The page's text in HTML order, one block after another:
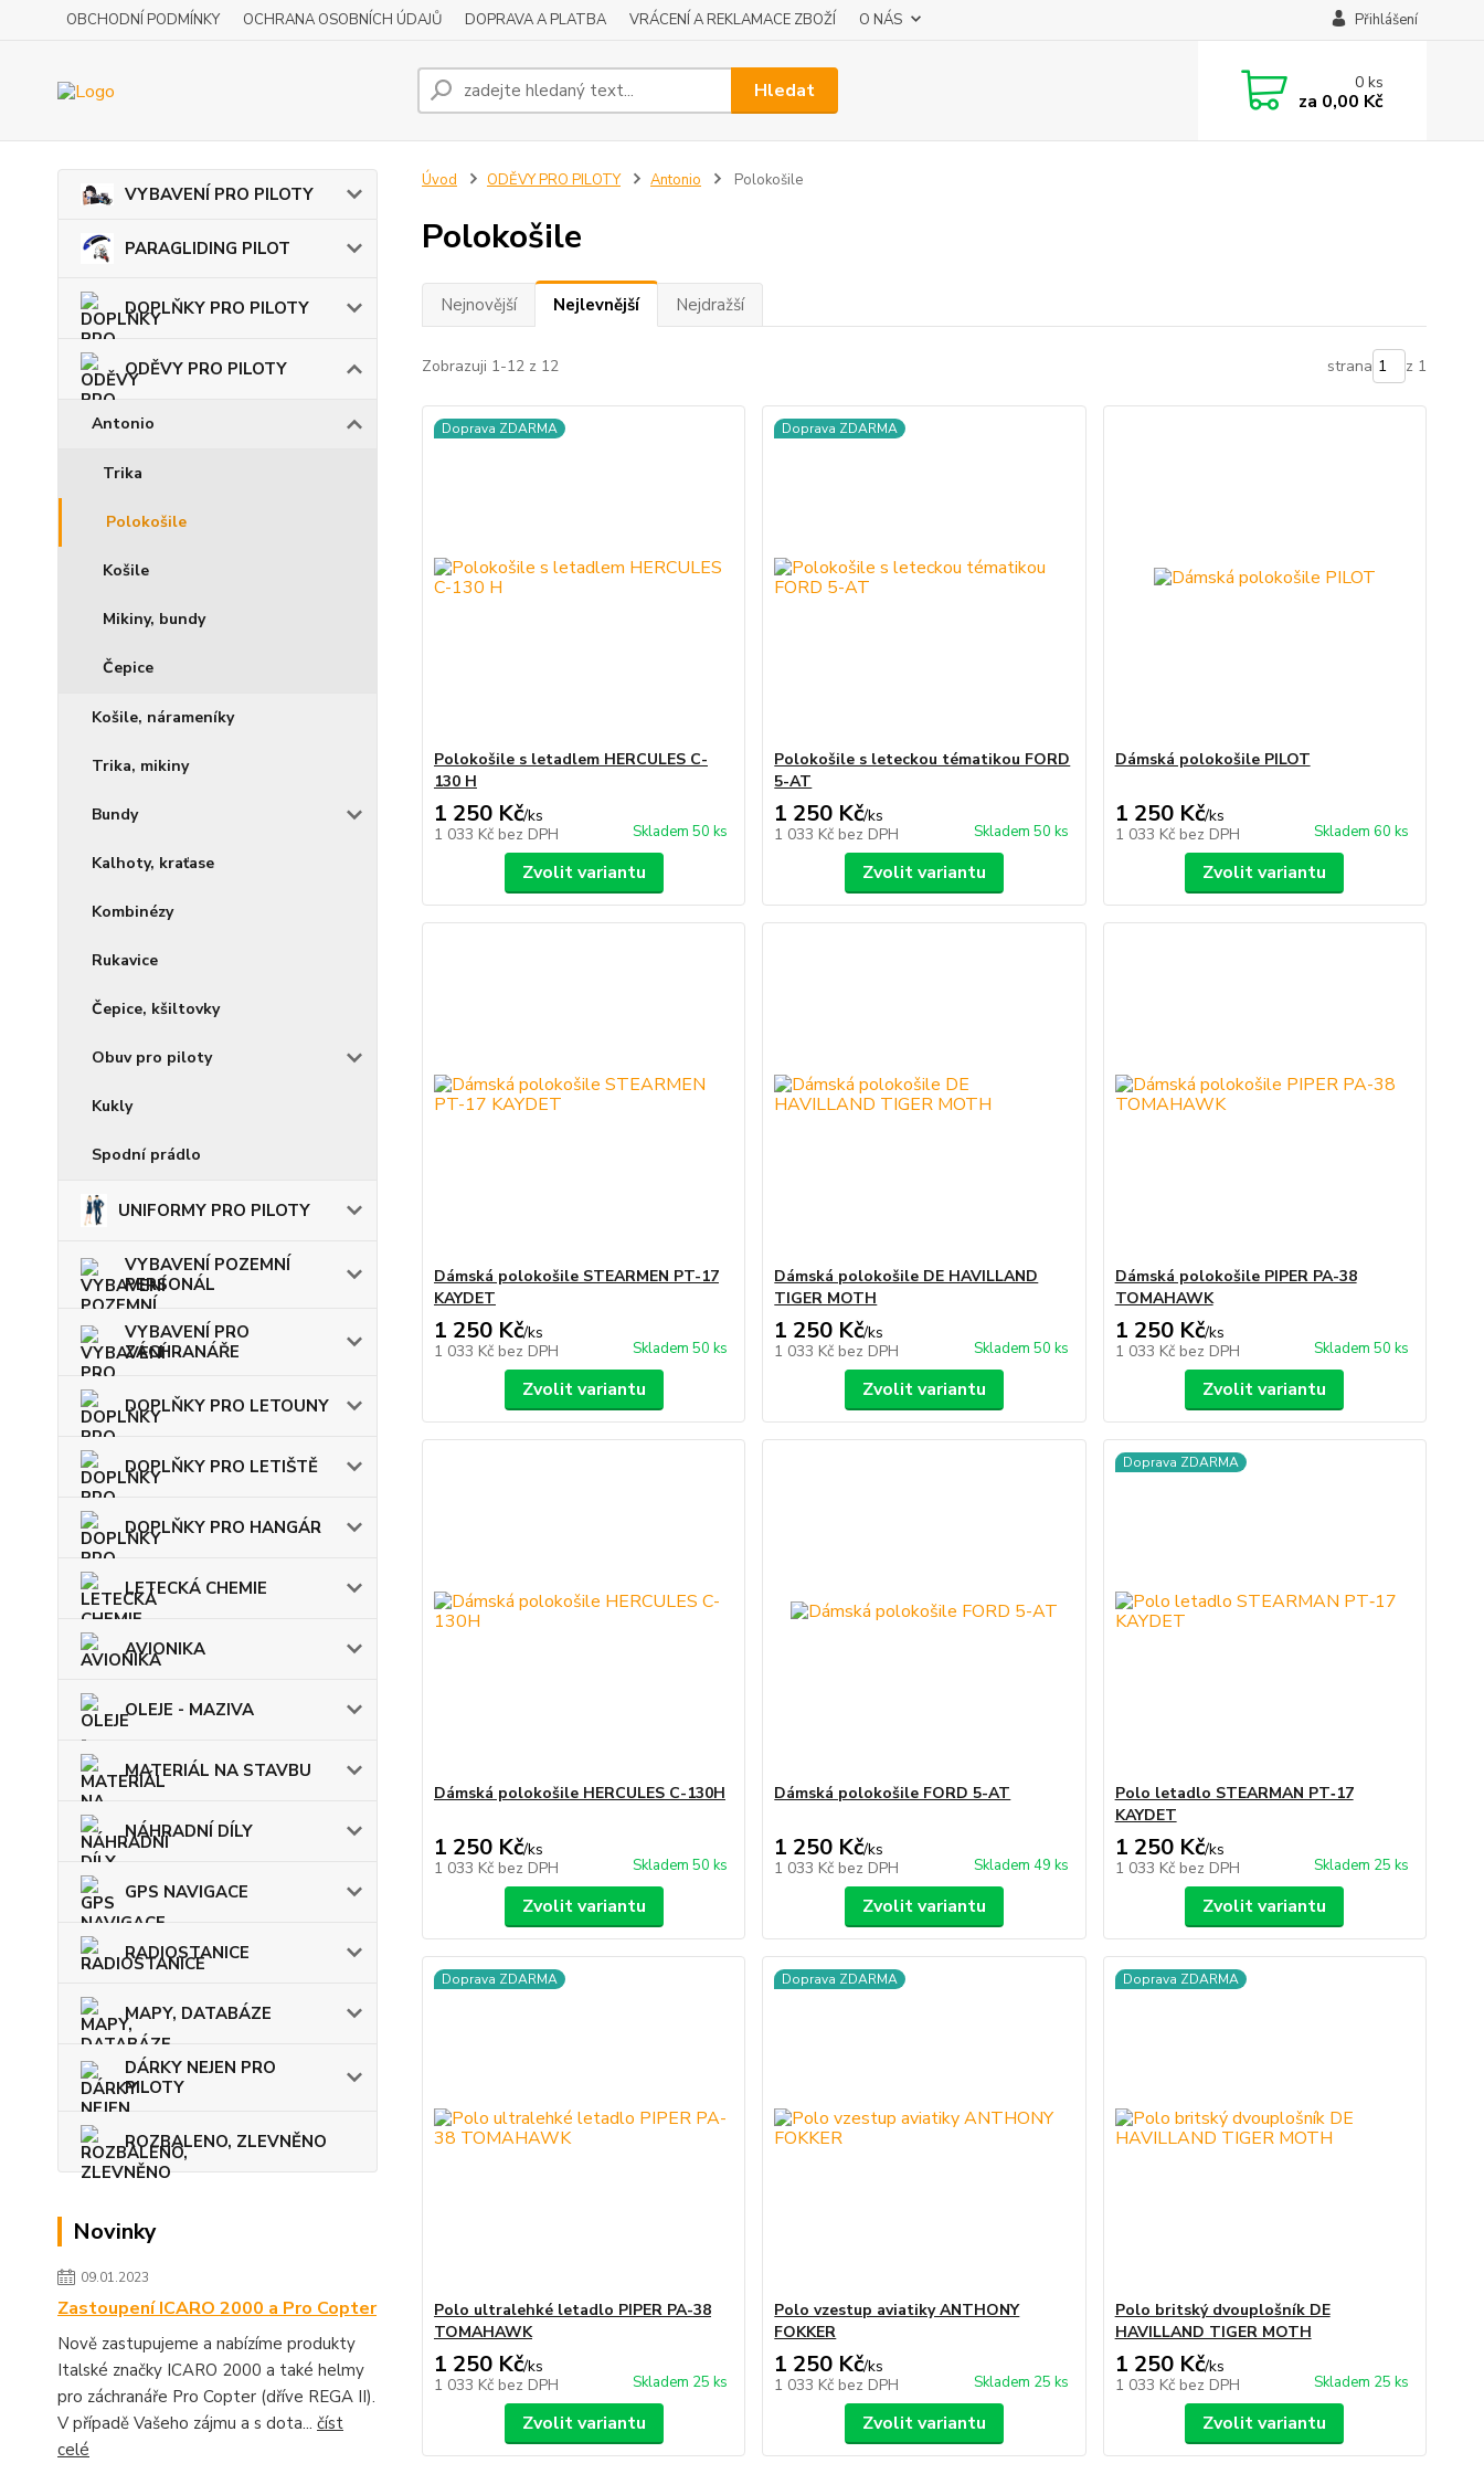
OBCHODNÍ PODMÍNKY OCHRANA OSOBNÍCH ÚDAJŮ DOPRAVA A PLATBA VRÁCENÍ A REKLAMACE ZBOŽÍ O NÁS Přihlášení
Hledat 0ks
za 0,00 Kč
VYBAVENÍ PRO PILOTY
PARAGLIDING PILOT
DOPLŇKY PRO PILOTY
ODĚVY PRO PILOTY
Antonio
Trika
Polokošile
Košile
Mikiny, bundy
Čepice
Košile, nárameníky
Trika, mikiny
Bundy
Kalhoty, kraťase
Kombinézy
Rukavice
Čepice, kšiltovky
Obuv pro piloty
Kukly
Spodní prádlo
UNIFORMY PRO PILOTY
VYBAVENÍ POZEMNÍ
PERSONÁL
VYBAVENÍ PRO
ZÁCHRANÁŘE
DOPLŇKY PRO LETOUNY
DOPLŇKY PRO LETIŠTĚ
DOPLŇKY PRO HANGÁR
LETECKÁ CHEMIE
AVIONIKA
OLEJE - MAZIVA
MATERIÁL NA STAVBU
NÁHRADNÍ DÍLY
GPS NAVIGACE
RADIOSTANICE
MAPY, DATABÁZE
DÁRKY NEJEN PRO
PILOTY
ROZBALENO, ZLEVNĚNO
Novinky
09.01.2023
Zastoupení ICARO 2000 a Pro Copter
Nově zastupujeme a nabízíme produkty
Italské značky ICARO 2000 a také helmy
pro záchranáře Pro Copter (dříve REGA II).
V případě Vašeho zájmu a s dota... číst
celé
Úvod ODĚVY PRO PILOTY Antonio Polokošile
Polokošile
Nejnovější Nejlevnější Nejdražší
Zobrazuji 1-12 z 12 strana z 1
Doprava ZDARMA
Polokošile s letadlem HERCULES C-
130 H
1 250 Kč/ks
1 033 Kč bez DPH Skladem 50 ks
Zvolit variantu
Doprava ZDARMA
Polokošile s leteckou tématikou FORD
5-AT
1 250 Kč/ks
1 033 Kč bez DPH Skladem 50 ks
Zvolit variantu
Dámská polokošile PILOT
1 250 Kč/ks
1 033 Kč bez DPH Skladem 60 ks
Zvolit variantu
Dámská polokošile STEARMEN PT-17
KAYDET
1 250 Kč/ks
1 033 Kč bez DPH Skladem 50 ks
Zvolit variantu
Dámská polokošile DE HAVILLAND
TIGER MOTH
1 250 Kč/ks
1 033 Kč bez DPH Skladem 50 ks
Zvolit variantu
Dámská polokošile PIPER PA-38
TOMAHAWK
1 250 Kč/ks
1 033 Kč bez DPH Skladem 50 ks
Zvolit variantu
Dámská polokošile HERCULES C-130H
1 250 Kč/ks
1 033 Kč bez DPH Skladem 50 ks
Zvolit variantu
Dámská polokošile FORD 5-AT
1 250 Kč/ks
1 033 Kč bez DPH Skladem 49 ks
Zvolit variantu
Doprava ZDARMA
Polo letadlo STEARMAN PT‑17
KAYDET
1 250 Kč/ks
1 033 Kč bez DPH Skladem 25 ks
Zvolit variantu
Doprava ZDARMA
Polo ultralehké letadlo PIPER PA-38
TOMAHAWK
1 250 Kč/ks
1 033 Kč bez DPH Skladem 25 ks
Zvolit variantu
Doprava ZDARMA
Polo vzestup aviatiky ANTHONY
FOKKER
1 250 Kč/ks
1 033 Kč bez DPH Skladem 25 ks
Zvolit variantu
Doprava ZDARMA
Polo britský dvouplošník DE
HAVILLAND TIGER MOTH
1 250 Kč/ks
1 033 Kč bez DPH Skladem 25 ks
Zvolit variantu